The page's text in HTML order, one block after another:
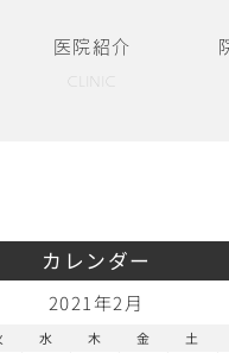
医院紹介
カレンダー
2021年2月
水 木 金 土